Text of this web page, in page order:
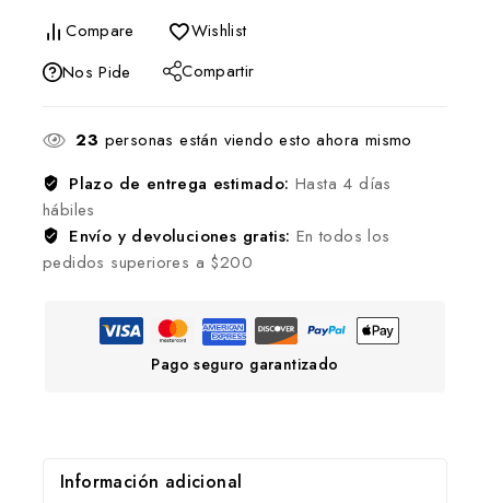
Compare
Wishlist
Nos Pide
Compartir
23 personas están viendo esto ahora mismo
Plazo de entrega estimado: Hasta 4 días
hábiles
Envío y devoluciones gratis: En todos los
pedidos superiores a $200
Pago seguro garantizado
Información adicional